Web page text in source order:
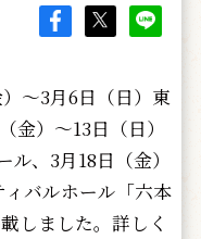
～3月6日（日）東
金）～13日（日）
、3月18日（金）
バルホール「六本
しました。詳しく